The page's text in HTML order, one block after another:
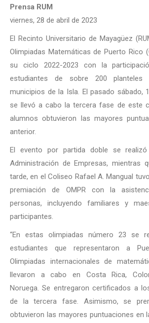
Prensa RUM
viernes, 28 de abril de 2023
El Recinto Universitario de Mayagüez
Olimpiadas Matemáticas de Puerto Rico
su ciclo 2022-2023 con la
estudiantes de sobre 200
municipios de la Isla. El pasado sábado,
se llevó a cabo la tercera fase de este
alumnos obtuvieron las mayores
anterior.
El evento por partida doble se
Administración de Empresas, mientras
tarde, en el Coliseo Rafael A. Mangual
premiación de OMPR con la
personas, incluyendo familiares y
participantes.
“En estas olimpiadas número 23
se
estudiantes que representaron a
Olimpiadas internacionales de
llevaron a cabo en Costa Rica,
Noruega. Se entregaron certificados a
de la tercera fase. Asimismo, se
obtuvieron las mayores puntuaciones en